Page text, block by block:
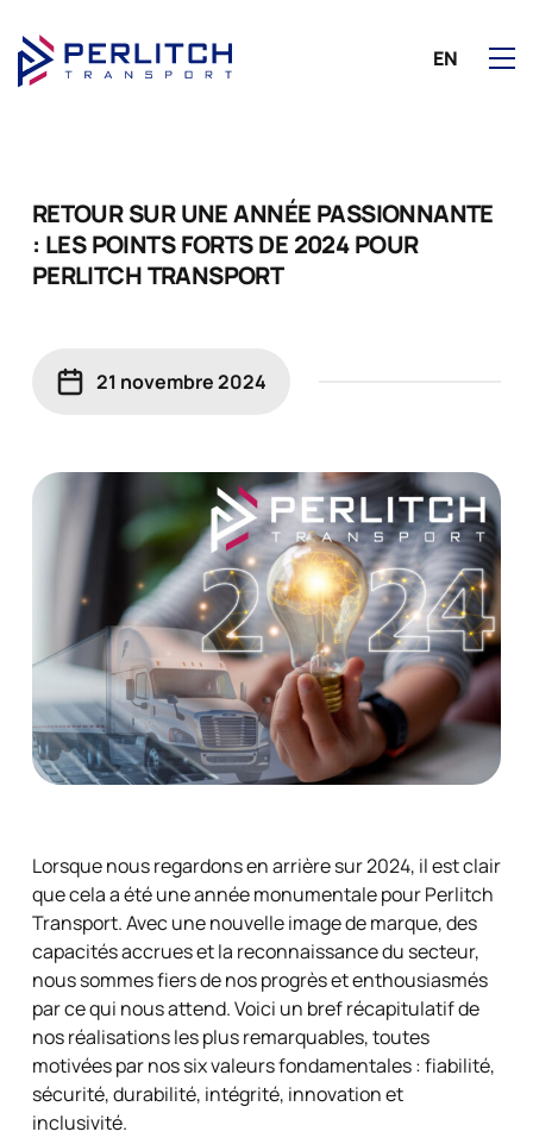
EN
RETOUR SUR UNE ANNÉE PASSIONNANTE
: LES POINTS FORTS DE 2024 POUR
PERLITCH TRANSPORT
21 novembre 2024
Lorsque nous regardons en arrière sur 2024, il est clair
que cela a été une année monumentale pour Perlitch
Transport. Avec une nouvelle image de marque, des
capacités accrues et la reconnaissance du secteur,
nous sommes fiers de nos progrès et enthousiasmés
par ce qui nous attend. Voici un bref récapitulatif de
nos réalisations les plus remarquables, toutes
motivées par nos six valeurs fondamentales : fiabilité,
sécurité, durabilité, intégrité, innovation et
inclusivité.